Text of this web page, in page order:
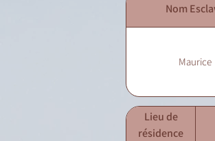
Nom
Maurice
Lieu de
résidence